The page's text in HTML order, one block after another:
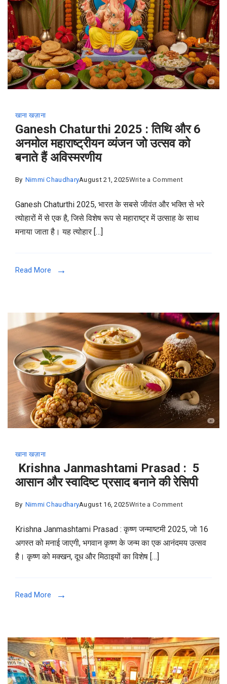
झटपट
रेसिपी
खाना खज़ाना
Ganesh Chaturthi 2025 : तिथि और 6
अनमोल महाराष्ट्रीयन व्यंजन जो उत्सव को
बनाते हैं अविस्मरणीय
By Nimmi ChaudharyAugust 21, 2025Write a Commenton
Chaturthi
2025
व्यंजन
जो
उत्सव
को
बनाते
हैं
अविस्मरणीय
Ganesh Chaturthi 2025, भारत के सबसे जीवंत और भक्ति से भरे
त्योहारों में से एक है, जिसे विशेष रूप से महाराष्ट्र में उत्साह के साथ
मनाया जाता है। यह त्योहार […]
Read More
खाना खज़ाना
Krishna Janmashtami Prasad : 5
आसान और स्वादिष्ट प्रसाद बनाने की रेसिपी
By Nimmi ChaudharyAugust 16, 2025Write a Commenton
Janmashtami
Prasad
बनाने
की
रेसिपी
Krishna Janmashtami Prasad : कृष्ण जन्माष्टमी 2025, जो 16
अगस्त को मनाई जाएगी, भगवान कृष्ण के जन्म का एक आनंदमय उत्सव
है। कृष्ण को मक्खन, दूध और मिठाइयों का विशेष […]
Read More